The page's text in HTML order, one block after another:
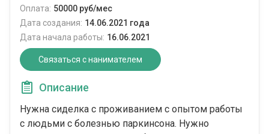
Оплата: 50000 руб/мес
Дата создания: 14.06.2021 года
Дата начала работы: 16.06.2021
Связаться с нанимателем
Описание
Нужна сиделка с проживанием с опытом работы
с людьми с болезнью паркинсона. Нужно